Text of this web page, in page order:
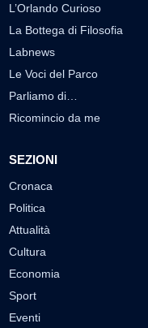
L’Orlando Curioso
La Bottega di Filosofia
Labnews
Le Voci del Parco
Parliamo di…
Ricomincio da me
SEZIONI
Cronaca
Politica
Attualità
Cultura
Economia
Sport
Eventi